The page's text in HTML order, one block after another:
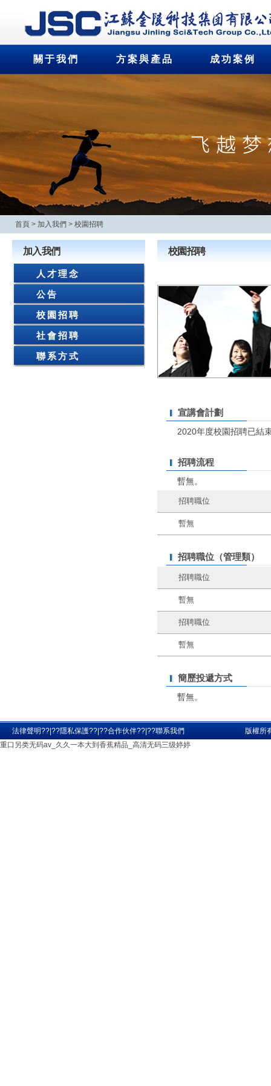
關于我們 方案與產品 成功案例
首頁 > 加入我們 > 校園招聘
加入我們
人才理念
公告
校園招聘
社會招聘
聯系方式
校園招聘
宣講會計劃
2020年度校園招聘已結束
招聘流程
暫無。
招聘職位
暫無
招聘職位（管理類）
招聘職位
暫無
招聘職位
暫無
簡歷投遞方式
暫無。
法律聲明??|??隱私保護??|??合作伙伴??|??聯系我們
版權所
重口另类无码av_久久一本大到香蕉精品_高清无码三级婷婷